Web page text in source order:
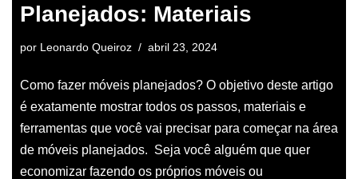
Planejados: Materiais
por Leonardo Queiroz abril 23, 2024
Como fazer móveis planejados? O objetivo deste artigo
é exatamente mostrar todos os passos, materiais e
ferramentas que você vai precisar para começar na área
de móveis planejados. Seja você alguém que quer
economizar fazendo os próprios móveis ou